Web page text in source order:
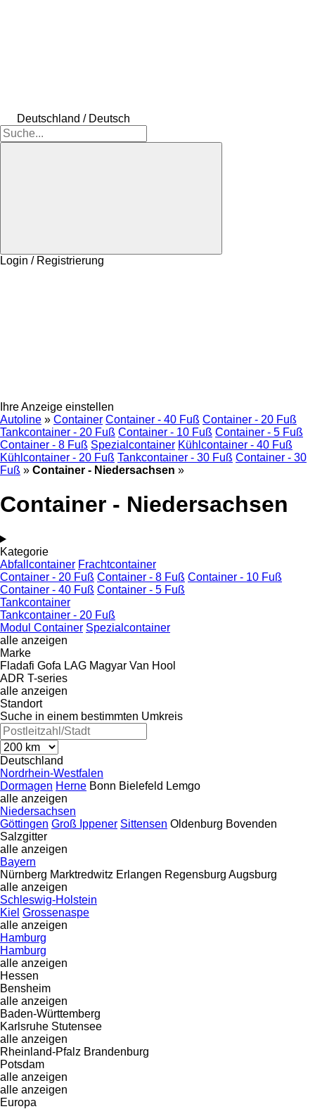
Deutschland / Deutsch
Login / Registrierung
Ihre Anzeige einstellen
Autoline » Container Container - 40 Fuß Container - 20 Fuß
Tankcontainer - 20 Fuß Container - 10 Fuß Container - 5 Fuß
Container - 8 Fuß Spezialcontainer Kühlcontainer - 40 Fuß
Kühlcontainer - 20 Fuß Tankcontainer - 30 Fuß Container - 30
Fuß » Container - Niedersachsen »
Container - Niedersachsen
Kategorie
Abfallcontainer Frachtcontainer
Container - 20 Fuß Container - 8 Fuß Container - 10 Fuß
Container - 40 Fuß Container - 5 Fuß
Tankcontainer
Tankcontainer - 20 Fuß
Modul Container Spezialcontainer
alle anzeigen
Marke
Fladafi Gofa LAG Magyar Van Hool
ADR T-series
alle anzeigen
Standort
Suche in einem bestimmten Umkreis
Deutschland
Nordrhein-Westfalen
Dormagen Herne Bonn Bielefeld Lemgo
alle anzeigen
Niedersachsen
Göttingen Groß Ippener Sittensen Oldenburg Bovenden
Salzgitter
alle anzeigen
Bayern
Nürnberg Marktredwitz Erlangen Regensburg Augsburg
alle anzeigen
Schleswig-Holstein
Kiel Grossenaspe
alle anzeigen
Hamburg
Hamburg
alle anzeigen
Hessen
Bensheim
alle anzeigen
Baden-Württemberg
Karlsruhe Stutensee
alle anzeigen
Rheinland-Pfalz Brandenburg
Potsdam
alle anzeigen
alle anzeigen
Europa